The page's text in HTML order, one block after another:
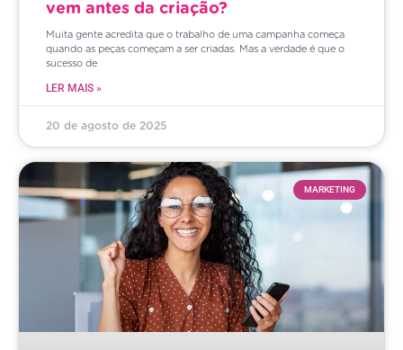
vem antes da criação?
Muita gente acredita que o trabalho de uma campanha começa
quando as peças começam a ser criadas. Mas a verdade é que o
sucesso de
LER MAIS »
20 de agosto de 2025
MARKETING